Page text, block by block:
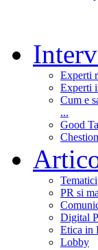
Experti
Experti
Cum e
...
Good
Tematici
PR si
Digital
Etica in
Lobby